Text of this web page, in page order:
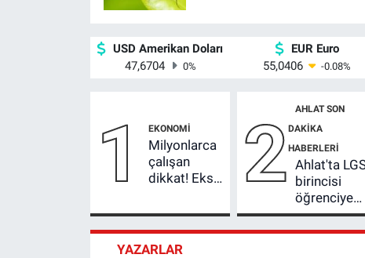
USD Amerikan Doları
47,6704
0%
EUR Euro
55,0406
-0.08%
1 EKONOMI
Milyonlarca
çalışan
dikkat! Eksik
olanlara 3
bin 600
günle
2
AHLAT SON
DAKIKA
HABERLERI
Ahlat'ta
birincisi
öğrenciye
bisiklet
hediyesi
YAZARLAR